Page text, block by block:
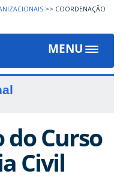
>> COORDENAÇÃO
MENU
Toggle
do Curso
Civil